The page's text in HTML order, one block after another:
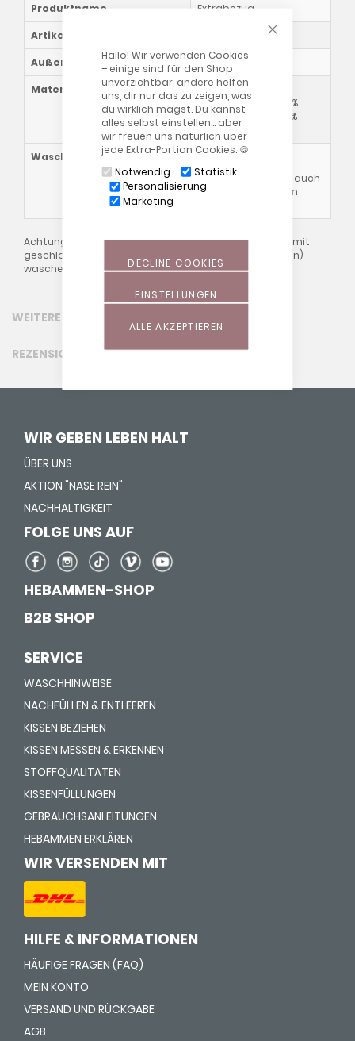
CLOSE
Hallo! Wir verwenden Cookies
– einige sind für den Shop
unverzichtbar, andere helfen
uns, dir nur das zu zeigen, was
du wirklich magst. Du kannst
alles selbst einstellen… aber
wir freuen uns natürlich über
jede Extra-Portion Cookies. 🍪
Notwendig
Statistik
Personalisierung
Marketing
ALLE AKZEPTIEREN
EINSTELLUNGEN
DECLINE COOKIES
Produktname
Extrabezug
Artikelnummer
Außenmaß
ca. 50x32x12/5cm
Materialzusammensetzung
57 % Viskose aus
Bambusfasern, 38 %
Baumwolle (Bio), 5 %
Elasthan
Waschhinweise
Bitte beachten Sie auch
unsere allgemeinen
Achtung: Bezüge bitte immer auf "links" gedreht und mit
geschlossenem Reißverschluss (ca. 10cm offen lassen)
waschen!
WEITERE INFORMATIONEN
REZENSIONEN
WIR GEBEN LEBEN HALT
ÜBER UNS
AKTION "NASE REIN"
NACHHALTIGKEIT
FOLGE UNS AUF
HEBAMMEN-SHOP
B2B SHOP
SERVICE
WASCHHINWEISE
NACHFÜLLEN & ENTLEEREN
KISSEN BEZIEHEN
KISSEN MESSEN & ERKENNEN
STOFFQUALITÄTEN
KISSENFÜLLUNGEN
GEBRAUCHSANLEITUNGEN
HEBAMMEN ERKLÄREN
WIR VERSENDEN MIT
HILFE & INFORMATIONEN
HÄUFIGE FRAGEN (FAQ)
MEIN KONTO
VERSAND UND RÜCKGABE
AGB